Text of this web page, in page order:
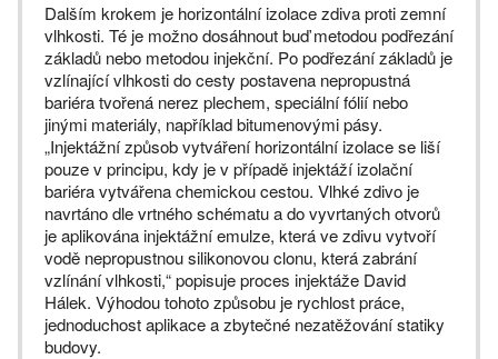
Dalším krokem je horizontální izolace zdiva proti zemní
vlhkosti. Té je možno dosáhnout buď metodou podřezání
základů nebo metodou injekční. Po podřezání základů je
vzlínající vlhkosti do cesty postavena nepropustná
bariéra tvořená nerez plechem, speciální fólií nebo
jinými materiály, například bitumenovými pásy.
„Injektážní způsob vytváření horizontální izolace se liší
pouze v principu, kdy je v případě injektáží izolační
bariéra vytvářena chemickou cestou. Vlhké zdivo je
navrtáno dle vrtného schématu a do vyvrtaných otvorů
je aplikována injektážní emulze, která ve zdivu vytvoří
vodě nepropustnou silikonovou clonu, která zabrání
vzlínání vlhkosti,“ popisuje proces injektáže David
Hálek. Výhodou tohoto způsobu je rychlost práce,
jednoduchost aplikace a zbytečné nezatěžování statiky
budovy.